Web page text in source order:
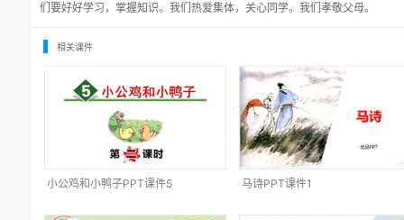
们要好好学习，掌握知识。我们热爱集体，关心同学。我们孝敬父母。
相关课件
小公鸡和小鸭子PPT课件5 马诗PPT课件1